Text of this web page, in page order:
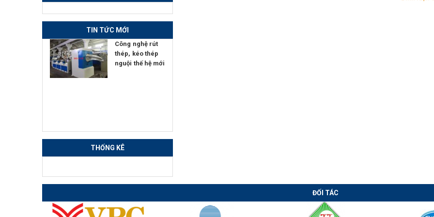
TIN TỨC MỚI
Công nghệ rút
thép, kéo thép
nguội thế hệ mới
THỐNG KÊ
ĐỐI TÁC